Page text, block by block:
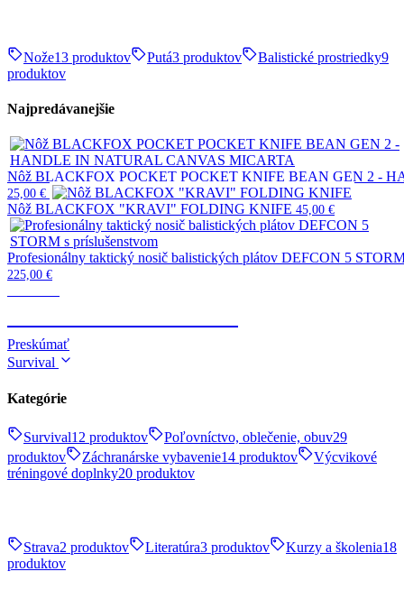
Nože13 produktov Putá3 produktov Balistické prostriedky9
produktov
Najpredávanejšie
Nôž BLACKFOX POCKET POCKET KNIFE BEAN GEN 2 -
25,00 €
Nôž BLACKFOX "KRAVI" FOLDING KNIFE 45,00 €
Profesionálny taktický nosič balistických plátov DEFCON 5
225,00 €
Preskúmať
Survival
Kategórie
Survival12 produktov Poľovníctvo, oblečenie, obuv29
produktov
Záchranárske vybavenie14 produktov
Výcvikové
tréningové doplnky20 produktov
Strava2 produktov Literatúra3 produktov Kurzy a školenia18
produktov